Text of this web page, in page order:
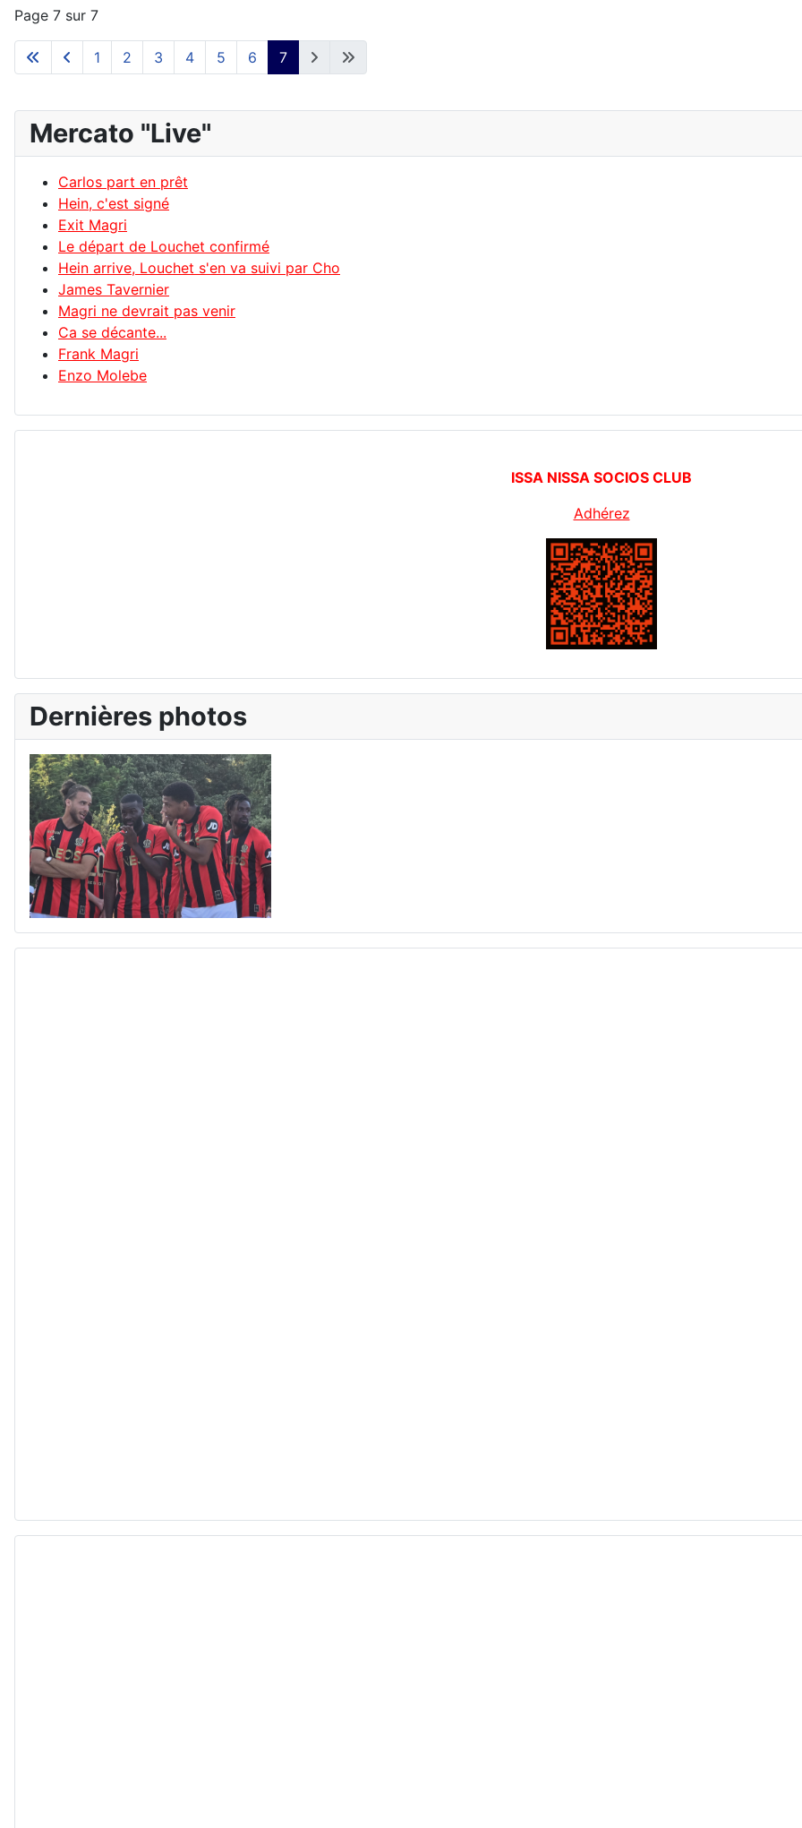
Page 7 sur 7
1 2 3 4 5 6 7
Mercato "Live"
Carlos part en prêt
Hein, c'est signé
Exit Magri
Le départ de Louchet confirmé
Hein arrive, Louchet s'en va suivi par Cho
James Tavernier
Magri ne devrait pas venir
Ca se décante...
Frank Magri
Enzo Molebe
ISSA NISSA SOCIOS CLUB
Adhérez
Dernières photos